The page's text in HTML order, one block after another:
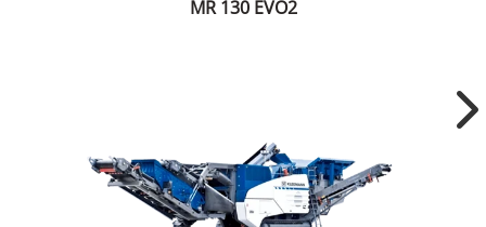
MR 130 EVO2